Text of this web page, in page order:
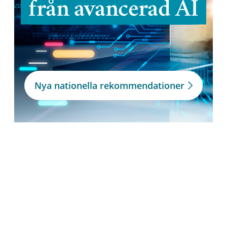
från avancerad AI
Nya nationella rekommendationer